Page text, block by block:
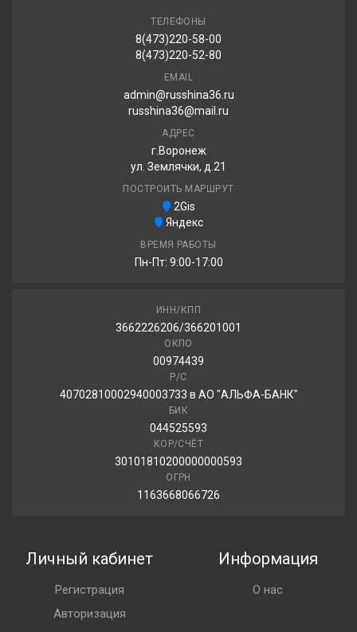
Barez OPTI RIDE Р685 205/50R17 93W
4 400.00 ₽
Three A P606 205/50R17 93W
4 550.00 ₽
ТЕЛЕФОНЫ
8(473)220-58-00
8(473)220-52-80
EMAIL
admin@russhina36.ru
russhina36@mail.ru
АДРЕС
г.Воронеж
ул. Землячки, д.21
ПОСТРОИТЬ МАРШРУТ
2Gis
Яндекс
ВРЕМЯ РАБОТЫ
Пн-Пт: 9:00-17:00
ИНН/КПП
3662226206/366201001
ОКПО
00974439
Р/С
40702810002940003733 в АО "АЛЬФА-БАНК"
БИК
044525593
КОР/СЧЁТ
30101810200000000593
ОГРН
1163668066726
Личный кабинет
Регистрация
Авторизация
Информация
О нас